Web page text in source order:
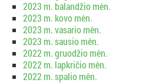
2023 m. balandžio mėn.
2023 m. kovo mėn.
2023 m. vasario mėn.
2023 m. sausio mėn.
2022 m. gruodžio mėn.
2022 m. lapkričio mėn.
2022 m. spalio mėn.